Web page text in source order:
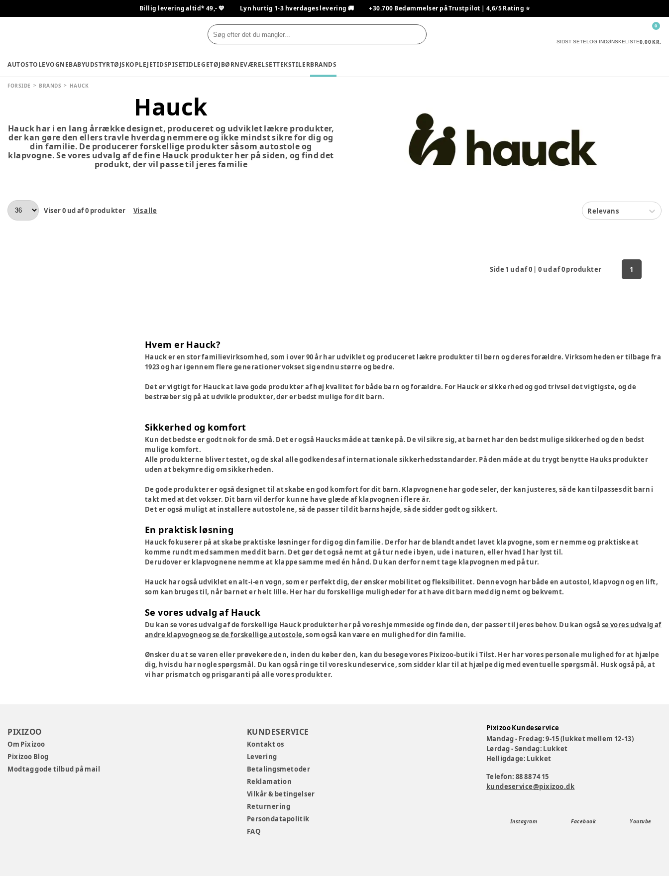
Billig levering altid* 49,- 💙 Lyn hurtig 1-3 hverdages levering 🚚 +30.700 Bedømmelser på Trustpilot | 4,6/5 Rating ⭐️
SIDST SETELOG INDØNSKELISTE0,00 KR.
0
AUTOSTOLEVOGNEBABYUDSTYRTØJSKOPLEJETIDSPISETIDLEGETØJBØRNEVÆRELSETTEKSTILERBRANDS
FORSIDE BRANDS HAUCK
Hauck
Hauck har i en lang årrække designet, produceret og udviklet lækre produkter,
der kan gøre den ellers travle hverdag nemmere og ikke mindst sikre for dig og
din familie. De producerer forskellige produkter såsom autostole og
klapvogne. Se vores udvalg af de fine Hauck produkter her på siden, og find det
produkt, der vil passe til jeres familie
Viser0 ud af0 produkter Vis alle Relevans
Side 1 ud af0 |0 ud af0produkter 1
Hvem er Hauck?
Hauck er en stor familievirksomhed, som i over 90 år har udviklet og produceret lækre produkter til børn og deres forældre. Virksomheden er tilbage fra
1923 og har igennem flere generationer vokset sig endnu større og bedre.
Det er vigtigt for Hauck at lave gode produkter af høj kvalitet for både barn og forældre. For Hauck er sikkerhed og god trivsel det vigtigste, og de
bestræber sig på at udvikle produkter, der er bedst mulige for dit barn.
Sikkerhed og komfort
Kun det bedste er godt nok for de små. Det er også Haucks måde at tænke på. De vil sikre sig, at barnet har den bedst mulige sikkerhed og den bedst
mulige komfort.
Alle produkterne bliver testet, og de skal alle godkendes af internationale sikkerhedsstandarder. På den måde at du trygt benytte Hauks produkter
uden at bekymre dig om sikkerheden.
De gode produkter er også designet til at skabe en god komfort for dit barn. Klapvognene har gode seler, der kan justeres, så de kan tilpasses dit barn i
takt med at det vokser. Dit barn vil derfor kunne have glæde af klapvognen i flere år.
Det er også muligt at installere autostolene, så de passer til dit barns højde, så de sidder godt og sikkert.
En praktisk løsning
Hauck fokuserer på at skabe praktiske løsninger for dig og din familie. Derfor har de blandt andet lavet klapvogne, som er nemme og praktiske at
komme rundt med sammen med dit barn. Det gør det også nemt at gå tur nede i byen, ude i naturen, eller hvad I har lyst til.
Derudover er klapvognene nemme at klappe samme med én hånd. Du kan derfor nemt tage klapvognen med på tur.
Hauck har også udviklet en alt-i-en vogn, som er perfekt dig, der ønsker mobilitet og fleksibilitet. Denne vogn har både en autostol, klapvogn og en lift,
som kan bruges til, når barnet er helt lille. Her har du forskellige muligheder for at have dit barn med dig nemt og bekvemt.
Se vores udvalg af Hauck
Du kan se vores udvalg af de forskellige Hauck produkter her på vores hjemmeside og finde den, der passer til jeres behov. Du kan også se vores udvalg af
andre klapvogneogse de forskellige autostole, som også kan være en mulighed for din familie.
Ønsker du at se varen eller prøvekøre den, inden du køber den, kan du besøge vores Pixizoo-butik i Tilst. Her har vores personale mulighed for at hjælpe
dig, hvis du har nogle spørgsmål. Du kan også ringe til vores kundeservice, som sidder klar til at hjælpe dig med eventuelle spørgsmål. Husk også på, at
vi har prismatch og prisgaranti på alle vores produkter.
PIXIZOO
Om Pixizoo
Pixizoo Blog
Modtag gode tilbud på mail
KUNDESERVICE
Kontakt os
Levering
Betalingsmetoder
Reklamation
Vilkår & betingelser
Returnering
Persondatapolitik
FAQ
Pixizoo Kundeservice
Mandag - Fredag: 9-15 (lukket mellem 12-13)
Lørdag - Søndag: Lukket
Helligdage: Lukket
Telefon: 88 88 74 15
kundeservice@pixizoo.dk
Instagram Facebook Youtube